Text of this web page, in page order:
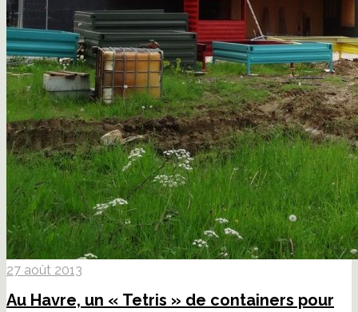
27 août 2013
Au Havre, un « Tetris » de containers pour